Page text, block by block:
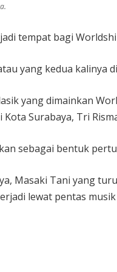
tempat bagi
yang kedua
yang dimainkan
Surabaya, Tri
sebagai bentuk
Masaki Tani yang
lewat pentas